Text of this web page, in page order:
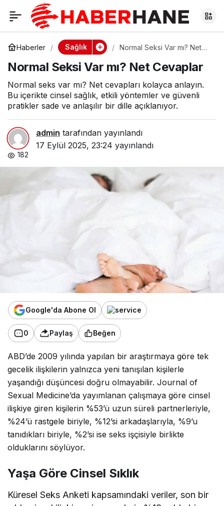
Haberler Sağlık
Normal Seksi Var mı? Net
Normal Seksi Var mı? Net Cevaplar
Normal seks var mı? Net cevapları kolayca anlayın.
Bu içerikte cinsel sağlık, etkili yöntemler ve güvenli
pratikler sade ve anlaşılır bir dille açıklanıyor.
admin tarafından yayınlandı
17 Eylül 2025, 23:24 yayınlandı
182
Google'da Abone Ol
0 Paylaş Beğen
ABD’de 2009 yılında yapılan bir araştırmaya göre tek
gecelik ilişkilerin yalnızca yeni tanışılan kişilerle
yaşandığı düşüncesi doğru olmayabilir. Journal of
Sexual Medicine’da yayımlanan çalışmaya göre cinsel
ilişkiye giren kişilerin %53’ü uzun süreli partnerleriyle,
%24’ü rastgele biriyle, %12’si arkadaşlarıyla, %9’u
tanıdıkları biriyle, %2’si ise seks işçisiyle birlikte
olduklarını söylüyor.
Yaşa Göre Cinsel Sıklık
Küresel Seks Anketi kapsamındaki veriler, son bir
Normal Seksi Var mı?
Net Cevaplar